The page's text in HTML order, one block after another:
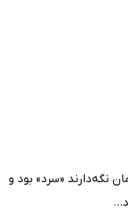
نگه‌دارند «سرد» بود و